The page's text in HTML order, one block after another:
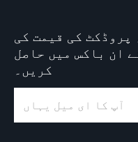
پروڈکٹ کی قیمت کی
ان باکس میں حاصل
کریں۔